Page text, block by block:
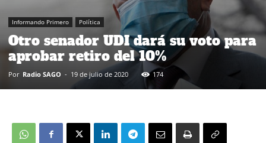
Informando Primero Política
Otro senador UDI dará su voto para
aprobar retiro del 10%
Por Radio SAGO - 19 de julio de 2020 174